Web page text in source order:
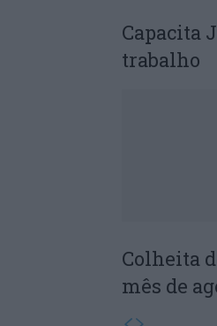
Capacita
trabalho
Colheita
mês de